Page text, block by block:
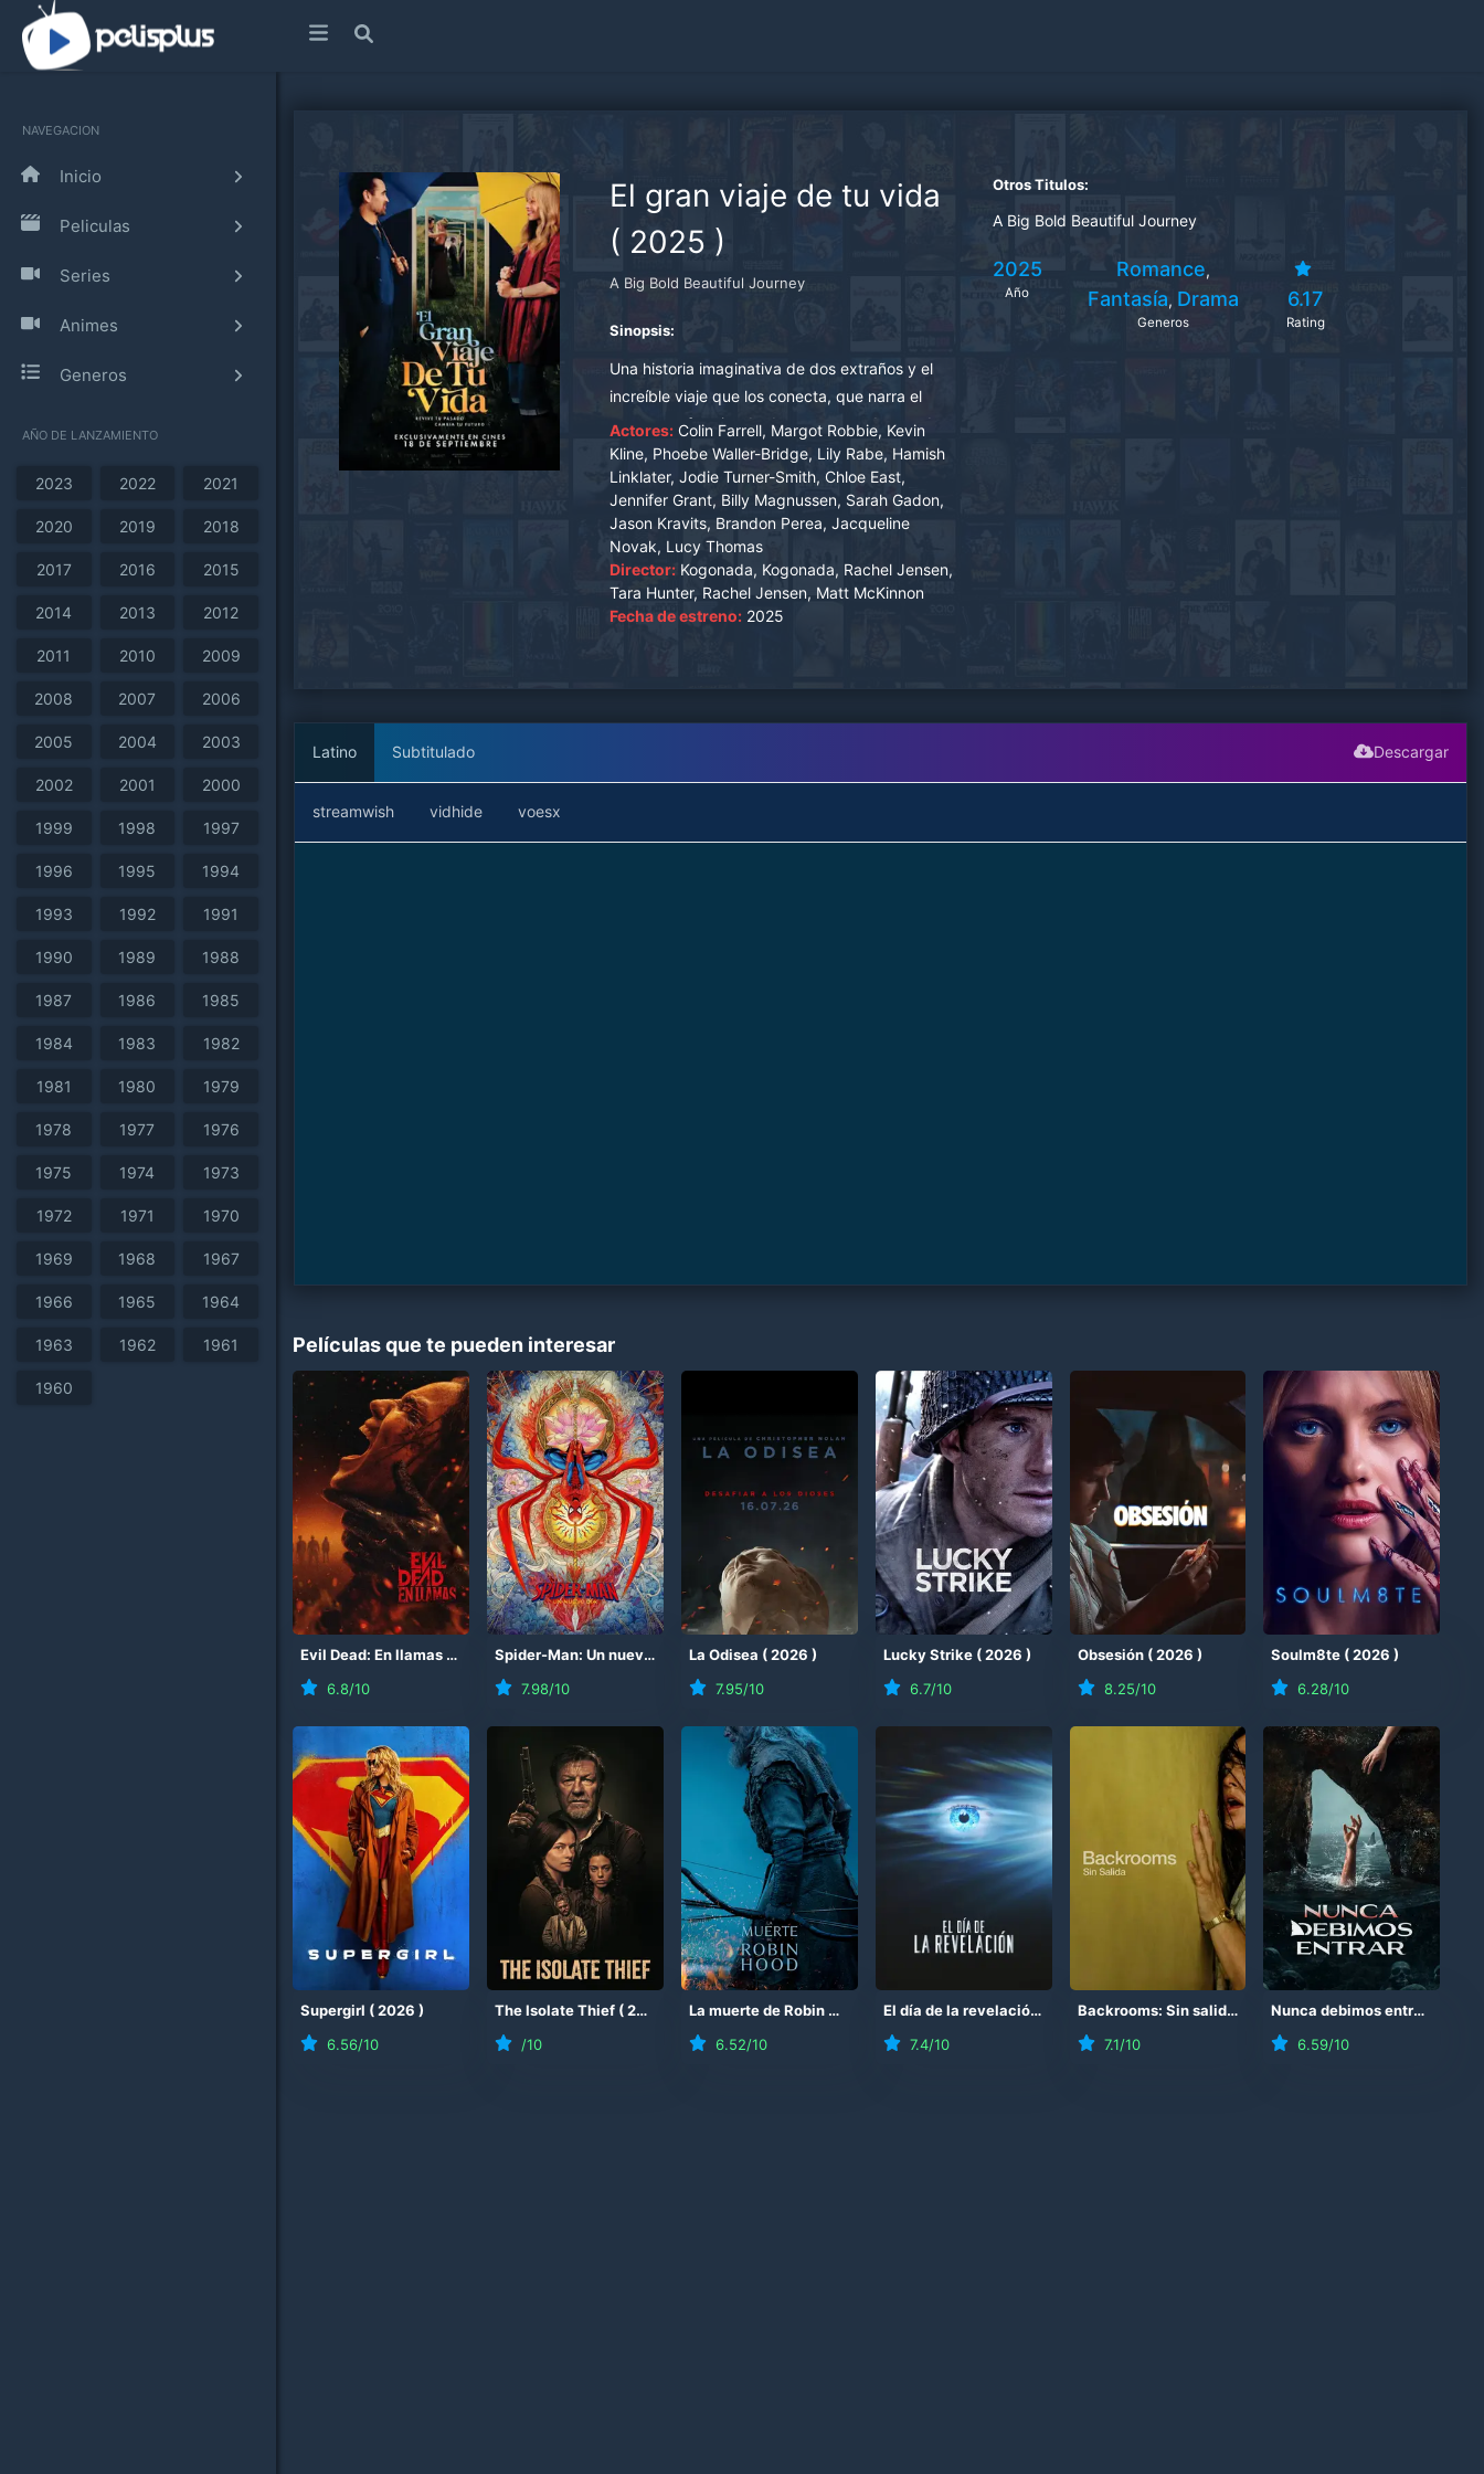
NAVEGACION
Inicio
Peliculas
Series
Animes
Generos
AÑO DE LANZAMIENTO
2023 2022 2021
2020 2019 2018
2017 2016 2015
2014 2013 2012
2011 2010 2009
2008 2007 2006
2005 2004 2003
2002 2001 2000
1999 1998 1997
1996 1995 1994
1993 1992 1991
1990 1989 1988
1987 1986 1985
1984 1983 1982
1981 1980 1979
1978 1977 1976
1975 1974 1973
1972 1971 1970
1969 1968 1967
1966 1965 1964
1963 1962 1961
1960
El gran viaje de tu vida
( 2025 )
A Big Bold Beautiful Journey
Sinopsis:
Una historia imaginativa de dos extraños y el
increíble viaje que los conecta, que narra el
encuentro fortuito de dos personas de mundos
completamente distintos. A medida que inician
un viaje juntos, se ven envueltos en situaciones
extraordinarias que desafían su percepción de
la realidad. A lo largo del camino, ambos
descubren secretos ocultos, enfrentan sus
miedos y forjan una profunda conexión que
cambiará sus vidas para siempre. Un relato de
Actores: Colin Farrell, Margot Robbie, Kevin
Kline, Phoebe Waller-Bridge, Lily Rabe, Hamish
Linklater, Jodie Turner-Smith, Chloe East,
Jennifer Grant, Billy Magnussen, Sarah Gadon,
Jason Kravits, Brandon Perea, Jacqueline
Novak, Lucy Thomas
Director: Kogonada, Kogonada, Rachel Jensen,
Tara Hunter, Rachel Jensen, Matt McKinnon
Fecha de estreno: 2025
Otros Titulos:
A Big Bold Beautiful Journey
2025
Año
Romance,
Fantasía, Drama
Generos
6.17
Rating
Latino Subtitulado Descargar
streamwish vidhide voesx
Películas que te pueden interesar
Evil Dead: En llamas (2026
)
6.8/10
Spider-Man: Un nuevo día (2026)
7.98/10
La Odisea (2026 )
7.95/10
Lucky Strike (2026 )
6.7/10
Obsesión (2026 )
8.25/10
Soulm8te (2026 )
6.28/10
Supergirl (2026 )
6.56/10
The Isolate Thief (2026
/10
La muerte de Robin Hood 2026)
6.52/10
El día de la revelación 2026)
7.4/10
Backrooms: Sin salida 2026)
7.1/10
Nunca debimos entrar
6.59/10